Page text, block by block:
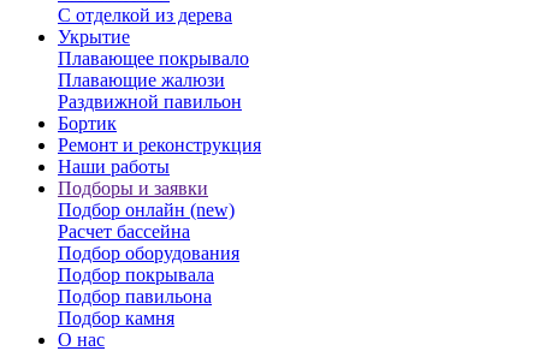
С отделкой из дерева
Укрытие
Плавающее покрывало
Плавающие жалюзи
Раздвижной павильон
Бортик
Ремонт и реконструкция
Наши работы
Подборы и заявки
Подбор онлайн (new)
Расчет бассейна
Подбор оборудования
Подбор покрывала
Подбор павильона
Подбор камня
О нас